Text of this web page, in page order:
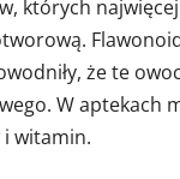
których
że te
W
witamin.